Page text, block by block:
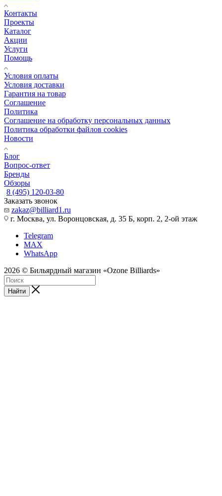
Контакты
Проекты
Каталог
Акции
Услуги
Помощь
Условия оплаты
Условия доставки
Гарантия на товар
Соглашение
Политика
Соглашение на обработку персональных данных
Политика обработки файлов cookies
Новости
Блог
Вопрос-ответ
Бренды
Обзоры
8 (495) 120-03-80
Заказать звонок
zakaz@billiard1.ru
г. Москва, ул. Воронцовская, д. 35 Б, корп. 2, 2-ой этаж
Telegram
MAX
WhatsApp
2026 © Бильярдный магазин «Ozone Billiards»
Найти